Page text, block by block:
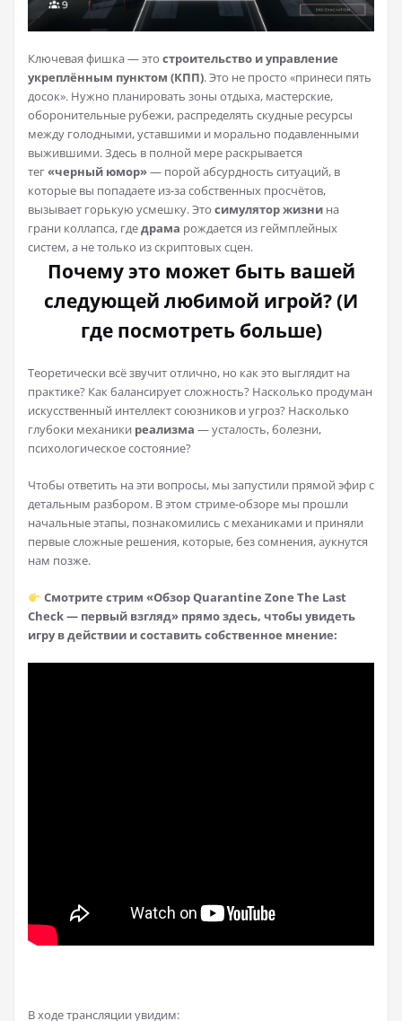
Ключевая фишка — это строительство и управление
укреплённым пунктом (КПП). Это не просто «принеси пять
досок». Нужно планировать зоны отдыха, мастерские,
оборонительные рубежи, распределять скудные ресурсы
между голодными, уставшими и морально подавленными
выжившими. Здесь в полной мере раскрывается
тег«черный юмор»— порой абсурдность ситуаций, в
которые вы попадаете из-за собственных просчётов,
вызывает горькую усмешку. Это симулятор жизни на
грани коллапса, гдедрама рождается из геймплейных
систем, а не только из скриптовых сцен.
Почему это может быть вашей
следующей любимой игрой? (И
где посмотреть больше)
Теоретически всё звучит отлично, но как это выглядит на
практике? Как балансирует сложность? Насколько продуман
искусственный интеллект союзников и угроз? Насколько
глубоки механики реализма — усталость, болезни,
психологическое состояние?
Чтобы ответить на эти вопросы, мы запустили прямой эфир с
детальным разбором. В этом стриме-обзоре мы прошли
начальные этапы, познакомились с механиками и приняли
первые сложные решения, которые, без сомнения, аукнутся
нам позже.
Смотрите стрим «Обзор Quarantine Zone The Last
Check — первый взгляд» прямо здесь, чтобы увидеть
игру в действии и составить собственное мнение:
В ходе трансляции увидим: